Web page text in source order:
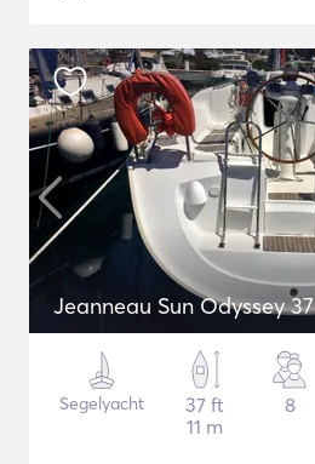
Jeanneau Sun Odyssey 37
Segelyacht
37 ft
11 m
8